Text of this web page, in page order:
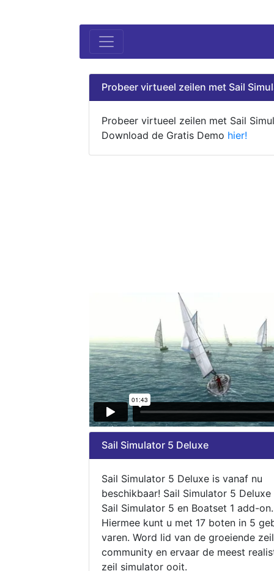
Probeer virtueel zeilen met Sail
Probeer virtueel zeilen met Sail
Download de Gratis Demo hier!
Sail Simulator 5 Deluxe
Sail Simulator 5 Deluxe is vanaf nu
beschikbaar! Sail Simulator 5
Sail Simulator 5 en Boatset 1 add-on.
Hiermee kunt u met 17 boten in 5
varen. Word lid van de groeiende zeil
community en ervaar de meest
zeil simulator ooit.